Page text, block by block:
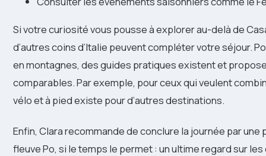
Si votre curiosité vous pousse à explorer au-delà de
d’autres coins d’Italie peuvent compléter votre séjour.
en montagnes, des guides pratiques existent et
comparables. Par exemple, pour ceux qui veulent
vélo et à pied existe pour d’autres destinations.
Enfin, Clara recommande de conclure la journée par
fleuve Po, si le temps le permet : un ultime regard sur